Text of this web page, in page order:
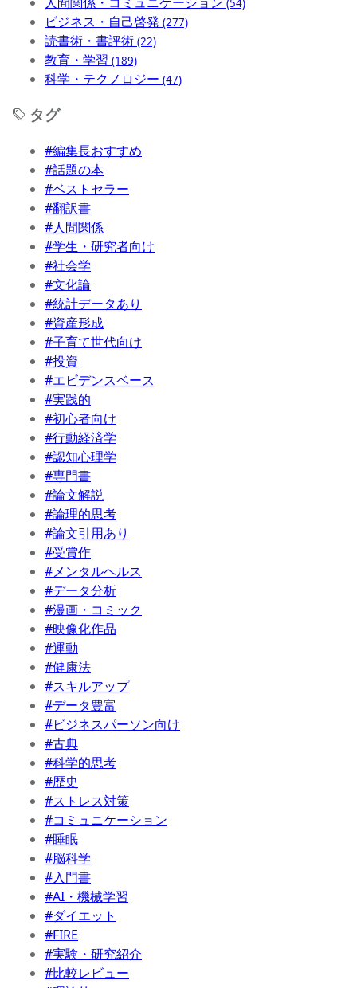
(54)
ビジネス・自己啓発 (277)
読書術・書評術 (22)
教育・学習 (189)
科学・テクノロジー (47)
タグ
#編集長おすすめ
#話題の本
#ベストセラー
#翻訳書
#人間関係
#学生・研究者向け
#社会学
#文化論
#統計データあり
#資産形成
#子育て世代向け
#投資
#エビデンスベース
#実践的
#初心者向け
#行動経済学
#認知心理学
#専門書
#論文解説
#論理的思考
#論文引用あり
#受賞作
#メンタルヘルス
#データ分析
#漫画・コミック
#映像化作品
#運動
#健康法
#スキルアップ
#データ豊富
#ビジネスパーソン向け
#古典
#科学的思考
#歴史
#ストレス対策
#コミュニケーション
#睡眠
#脳科学
#入門書
#AI・機械学習
#ダイエット
#FIRE
#実験・研究紹介
#比較レビュー